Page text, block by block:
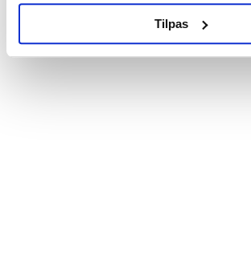
Tilpas